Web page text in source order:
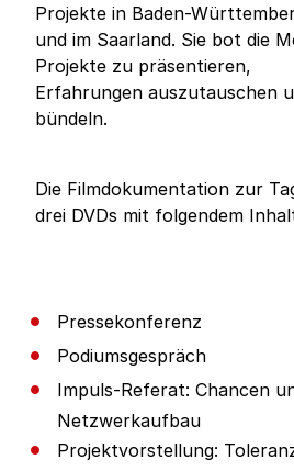
Projekte in Baden-
und im Saarland. Sie bot die
Projekte zu präsentieren,
Erfahrungen auszutauschen
bündeln.
Die Filmdokumentation zur
drei DVDs mit folgendem
Pressekonferenz
Podiumsgespräch
Impuls-Referat: Chancen
Netzwerkaufbau
Projektvorstellung: